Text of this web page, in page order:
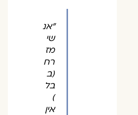
"אנ
שי
מז
רח
(ב
בל
)
אין